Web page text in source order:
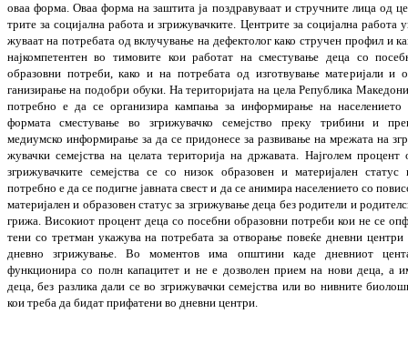
оваа форма. Оваа форма на заштита ја поздравуваат и стручните лица од
трите за социјална работа и згрижувачките. Центрите за социјална работа
жуваат на потребата од вклучување на дефектолог како стручен профил и
најкомпетен­тен во тимовите кои работат на сместу­ва­ње деца со
образовни потреби, како и на потребата од изготвување материјали и
ганизирање на подобри обуки. На те­ри­то­ри­јата на цела Република Маке
по­треб­но е да се организира кампања за ин­фор­мирање на населението
формата смес­ту­вање во згрижувачко семејство преку три­би­ни и
медиумско информирање за да се придонесе за развивање на мрежата на
жувачки семејства на целата територија на државата. Најголем процент
згри­жу­вач­ките семејства се со низок образовен и ма­теријален статус
потребно е дасе подигне јавната свест и да се анимира населението со
мате­ри­ја­л­ен и образовен статус за згрижување деца без родители и ро
грижа. Високиот процент деца со по­себни образовни потреби кои не се
те­ни со третман укажува на потребата за от­во­ра­њеповеќе дневни центри
дневно згрижување. Во моментов има опш­тини каде дневниот
функционира со полн капацитет и не е дозволен прием на нови деца, а
деца, без разлика дали се во згри­жувачки семејства или во нивните
кои треба да бидат прифатени во дневни центри.